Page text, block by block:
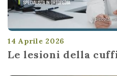
14 Aprile 2026
Le lesioni della